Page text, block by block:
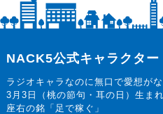
らじっと君
NACK5公式キャラクター
ラジオキャラなのに無口で愛想が
3月3日（桃の節句・耳の日）生ま
座右の銘「足で稼ぐ」